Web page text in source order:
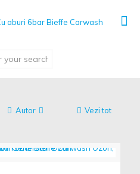
Autor Vezi tot